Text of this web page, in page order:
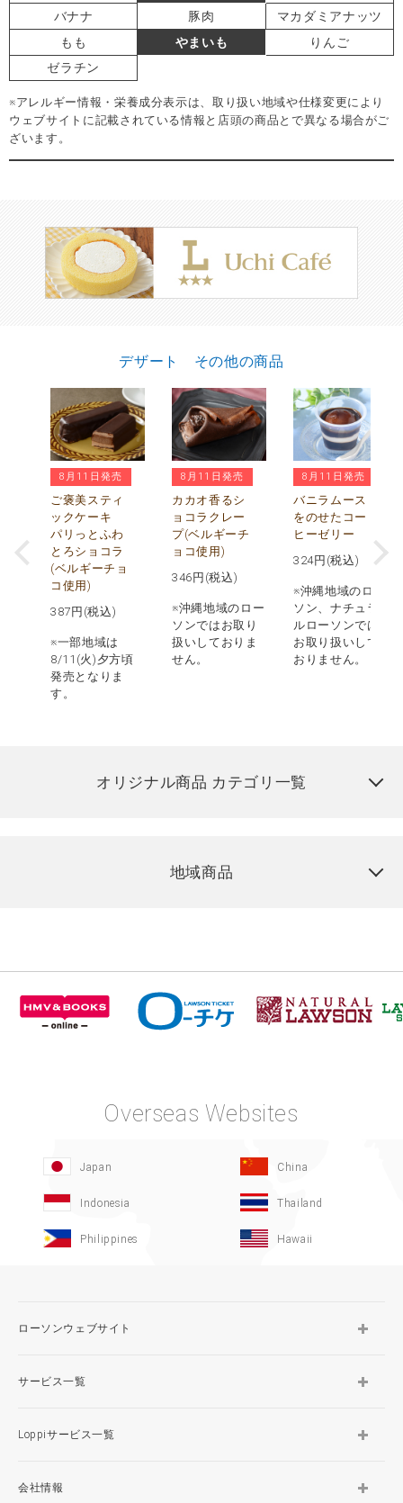
バナナ
豚肉
マカダミアナッツ
もも
やまいも
りんご
ゼラチン
※アレルギー情報・栄養成分表示は、取り扱い地域や仕様変更により
ウェブサイトに記載されている情報と店頭の商品とで異なる場合がご
ざいます。
デザート その他の商品
8月11日発売
ご褒美スティ
ックケーキ
パリっとふわ
とろショコラ
(ベルギーチョ
コ使用)
387 円(税込)
※一部地域は
8/11(火)夕方頃
発売となりま
す。
8月11日発売
カカオ香るシ
ョコラクレー
プ(ベルギーチ
ョコ使用)
346 円(税込)
※沖縄地域のロー
ソンではお取り
扱いしておりま
せん。
8月11日発売
バニラムース
をのせたコー
ヒーゼリー
324円(税込)
※沖縄地域のロー
ソン、ナチュラ
ルローソンでは
お取り扱いして
おりません。
オリジナル商品 カテゴリ一覧
地域商品
Overseas Websites
Japan China
Indonesia Thailand
Philippines Hawaii
ローソンウェブサイト
サービス一覧
Loppiサービス一覧
会社情報